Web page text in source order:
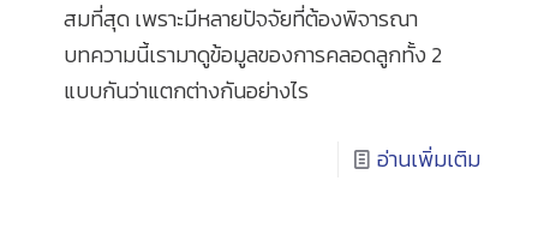
สมที่สุด เพราะมีหลายปัจจัยที่ต้องพิจารณา
บทความนี้เรามาดูข้อมูลของการคลอดลูกทั้ง 2
แบบกันว่าแตกต่างกันอย่างไร
อ่านเพิ่มเติม